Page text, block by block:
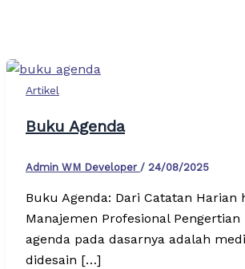
Artikel
Buku Agenda
Admin WM Developer / 24/08/2025
Buku Agenda: Dari Catatan Harian
Manajemen Profesional
agenda pada dasarnya adalah
didesain […]